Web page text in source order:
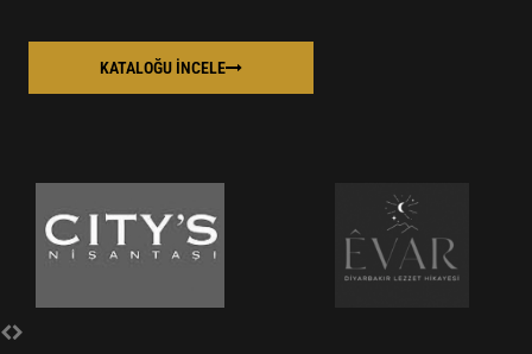
KATALOĞU İNCELE